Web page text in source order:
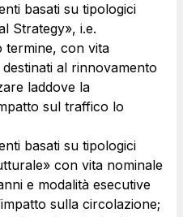
p.A.
basati su tipologici
Strategy», i.e.
termine, con vita
al rinnovamento
laddove la
sul traffico lo
basati su tipologici
con vita nominale
e modalità esecutive
sulla circolazione;